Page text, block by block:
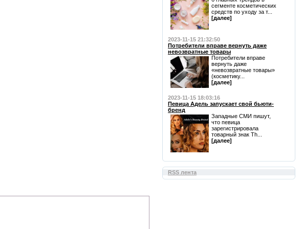
сегменте косметических
средств по уходу за т...
[далее]
2023-11-15 21:32:50
Потребители вправе вернуть даже
невозвратные товары
Потребители вправе
вернуть даже
«невозвратные товары»
(косметику...
[далее]
2023-11-15 18:03:16
Певица Адель запускает свой бьюти-
бренд
Западные СМИ пишут,
что певица
зарегистрировала
товарный знак Th...
[далее]
RSS лента